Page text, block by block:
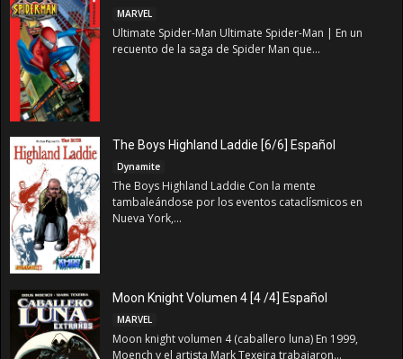
MARVEL
Ultimate Spider-Man Ultimate Spider-Man | En un
recuento de la saga de Spider Man que...
The Boys Highland Laddie [6/6] Español
Dynamite
The Boys Highland Laddie Con la mente
tambaleándose por los eventos cataclísmicos en
Nueva York,...
Moon Knight Volumen 4 [4 /4] Español
MARVEL
Moon knight volumen 4 (caballero luna) En 1999,
Moench y el artista Mark Texeira trabajaron...